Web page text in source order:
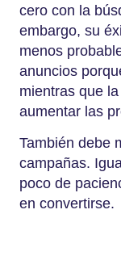
cero con la
embargo, su
menos
anuncios
mientras que
aumentar las
También debe
campañas.
poco de
en convertirse.